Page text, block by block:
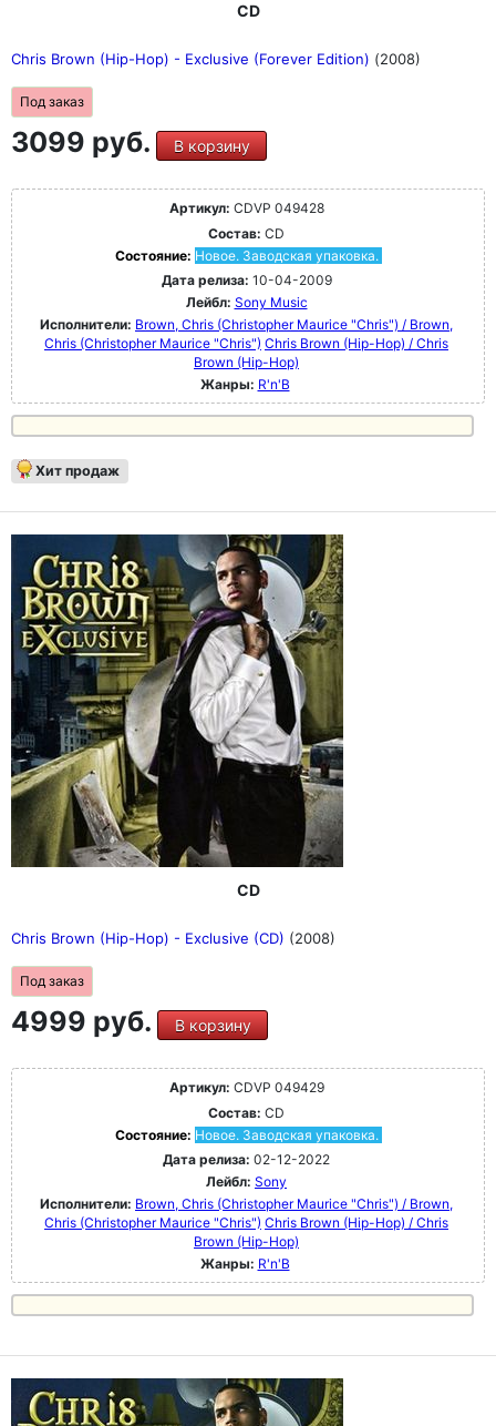
CD
Chris Brown (Hip-Hop) - Exclusive (Forever Edition) (2008)
Под заказ
3099 руб. В корзину
Артикул: CDVP 049428
Состав: CD
Состояние: Новое. Заводская упаковка.
Дата релиза: 10-04-2009
Лейбл: Sony Music
Исполнители: Brown, Chris (Christopher Maurice "Chris") / Brown,
Chris (Christopher Maurice "Chris") Chris Brown (Hip-Hop) / Chris
Brown (Hip-Hop)
Жанры: R'n'B
Хит продаж
CD
Chris Brown (Hip-Hop) - Exclusive (CD) (2008)
Под заказ
4999 руб. В корзину
Артикул: CDVP 049429
Состав: CD
Состояние: Новое. Заводская упаковка.
Дата релиза: 02-12-2022
Лейбл: Sony
Исполнители: Brown, Chris (Christopher Maurice "Chris") / Brown,
Chris (Christopher Maurice "Chris") Chris Brown (Hip-Hop) / Chris
Brown (Hip-Hop)
Жанры: R'n'B